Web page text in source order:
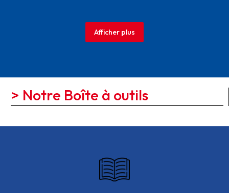
Afficher plus
> Notre Boîte à outils